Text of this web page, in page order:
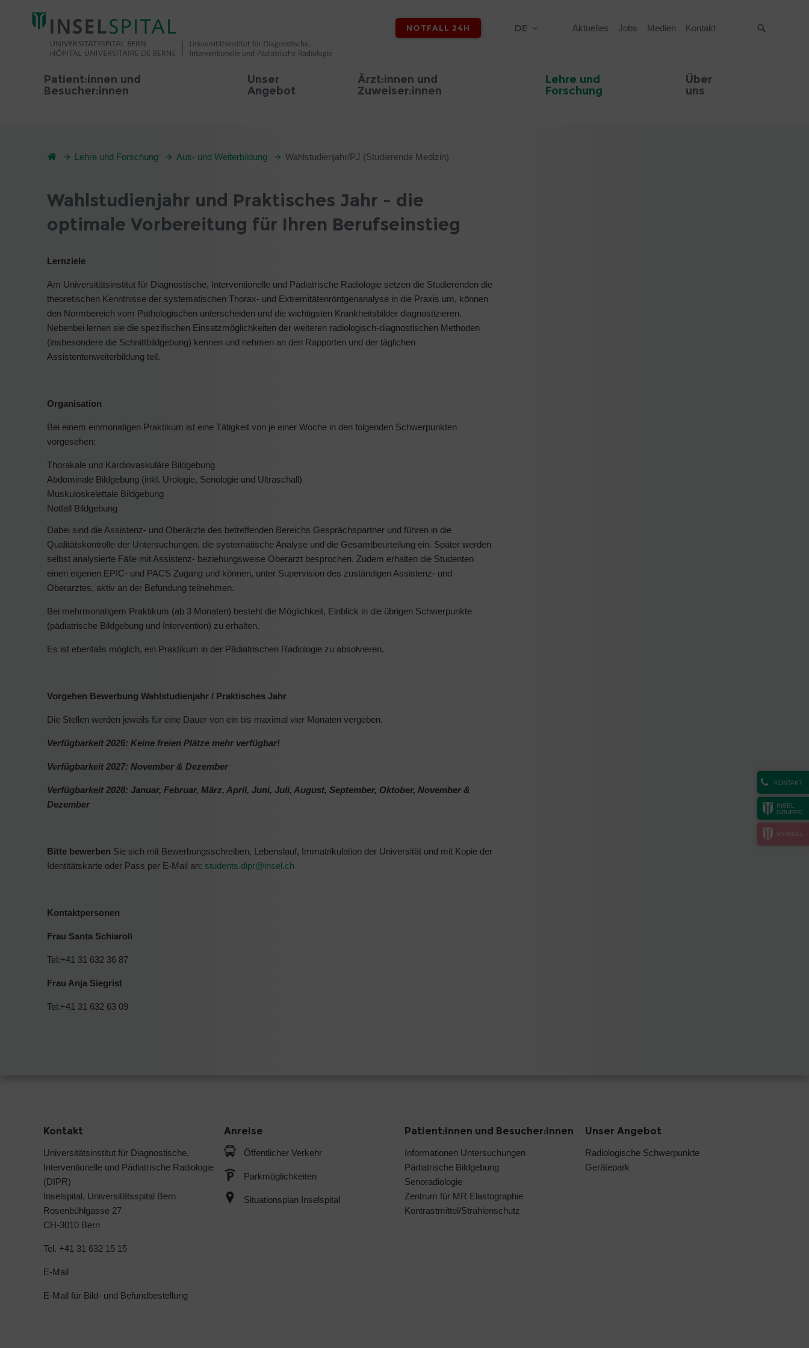
NOTFALL 24H DE Aktuelles Jobs Medien Kontakt
Patient:innen und
Besucher:innen
Unser
Angebot
Ärzt:innen und
Zuweiser:innen
Lehre und
Forschung
Über
uns
KONTAKT
INSEL
GRUPPE
MYINSEL
Lehre und Forschung Aus- und Weiterbildung Wahlstudienjahr/PJ (Studierende Medizin)
Wahlstudienjahr und Praktisches Jahr - die
optimale Vorbereitung für Ihren Berufseinstieg
Lernziele
Am Universitätsinstitut für Diagnostische, Interventionelle und Pädiatrische Radiologie setzen die Studierenden die
theoretischen Kenntnisse der systematischen Thorax- und Extremitätenröntgenanalyse in die Praxis um, können
den Normbereich vom Pathologischen unterscheiden und die wichtigsten Krankheitsbilder diagnostizieren.
Nebenbei lernen sie die spezifischen Einsatzmöglichkeiten der weiteren radiologisch-diagnostischen Methoden
(insbesondere die Schnittbildgebung) kennen und nehmen an den Rapporten und der täglichen
Assistentenweiterbildung teil.
Organisation
Bei einem einmonatigen Praktikum ist eine Tätigkeit von je einer Woche in den folgenden Schwerpunkten
vorgesehen:
Thorakale und Kardiovaskuläre Bildgebung
Abdominale Bildgebung (inkl. Urologie, Senologie und Ultraschall)
Muskuloskelettale Bildgebung
Notfall Bildgebung
Dabei sind die Assistenz- und Oberärzte des betreffenden Bereichs Gesprächspartner und führen in die
Qualitätskontrolle der Untersuchungen, die systematische Analyse und die Gesamtbeurteilung ein. Später werden
selbst analysierte Fälle mit Assistenz- beziehungsweise Oberarzt besprochen. Zudem erhalten die Studenten
einen eigenen EPIC- und PACS Zugang und können, unter Supervision des zuständigen Assistenz- und
Oberarztes, aktiv an der Befundung teilnehmen.
Bei mehrmonatigem Praktikum (ab 3 Monaten) besteht die Möglichkeit, Einblick in die übrigen Schwerpunkte
(pädiatrische Bildgebung und Intervention) zu erhalten.
Es ist ebenfalls möglich, ein Praktikum in der Pädiatrischen Radiologie zu absolvieren.
Vorgehen Bewerbung Wahlstudienjahr / Praktisches Jahr
Die Stellen werden jeweils für eine Dauer von ein bis maximal vier Monaten vergeben.
Verfügbarkeit 2026: Keine freien Plätze mehr verfügbar!
Verfügbarkeit 2027: November & Dezember
Verfügbarkeit 2028: Januar, Februar, März, April, Juni, Juli, August, September, Oktober, November &
Dezember
Bitte bewerben Sie sich mit Bewerbungsschreiben, Lebenslauf, Immatrikulation der Universität und mit Kopie der
Identitätskarte oder Pass per E-Mail an: students.dipr@insel.ch
Kontaktpersonen
Frau Santa Schiaroli
Tel:+41 31 632 36 87
Frau Anja Siegrist
Tel:+41 31 632 63 09
Kontakt
Universitätsinstitut für Diagnostische,
Interventionelle und Pädiatrische Radiologie
(DIPR)
Inselspital, Universitätsspital Bern
Rosenbühlgasse 27
CH-3010 Bern
Tel. +41 31 632 15 15
E-Mail
E-Mail für Bild- und Befundbestellung
Anreise
Öffentlicher Verkehr
Parkmöglichkeiten
Situationsplan Inselspital
Patient:innen und Besucher:innen
Informationen Untersuchungen
Pädiatrische Bildgebung
Senoradiologie
Zentrum für MR Elastographie
Kontrastmittel/Strahlenschutz
Unser Angebot
Radiologische Schwerpunkte
Gerätepark